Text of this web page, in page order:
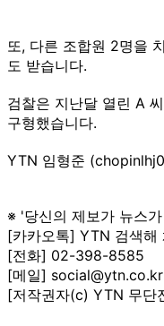
또, 다른 조합원 2명을
도 받습니다.
검찰은 지난달 열린 A
구형했습니다.
YTN 임형준
※ '당신의 제보가 뉴스
[카카오톡] YTN 검색해
[전화] 02-398-8585
[메일] social@ytn.co.kr
[저작권자(c) YTN 무단